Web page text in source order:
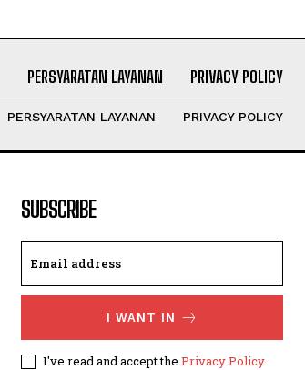
PERSYARATAN LAYANAN PRIVACY POLICY
PERSYARATAN LAYANAN PRIVACY POLICY
SUBSCRIBE
I WANT IN
I've read and accept the Privacy Policy.